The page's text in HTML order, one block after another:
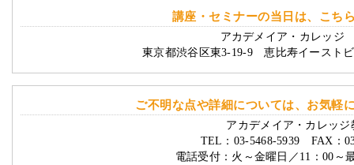
講座・セミナーの当日は、こち
アカデメイア・カレッジ
東京都渋谷区東3-19-9 恵比寿イースト
ご不明な点や詳細については、お気軽
アカデメイア・カレッジ
TEL：03-5468-5939 FAX：
電話受付：火～金曜日／11：00～